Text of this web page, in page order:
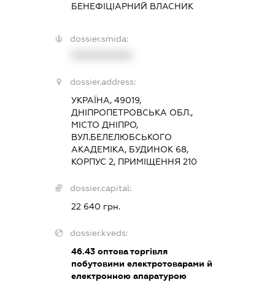
БЕНЕФІЦІАРНИЙ ВЛАСНИК
dossier.smida:
dossier.address:
УКРАЇНА, 49019,
ДНІПРОПЕТРОВСЬКА ОБЛ.,
МІСТО ДНІПРО,
ВУЛ.БЕЛЕЛЮБСЬКОГО
АКАДЕМІКА, БУДИНОК 68,
КОРПУС 2, ПРИМІЩЕННЯ 210
dossier.capital:
22 640 грн.
dossier.kveds:
46.43оптова торгівля
побутовими електротоварами й
електронною апаратурою